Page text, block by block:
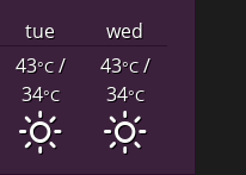
tue
wed
43°C/
34°C
43°C/
34°C